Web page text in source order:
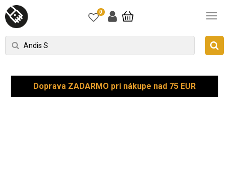
0
Doprava ZADARMO pri nákupe nad 75 EUR